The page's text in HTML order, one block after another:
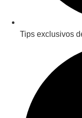
Tips exclusivos